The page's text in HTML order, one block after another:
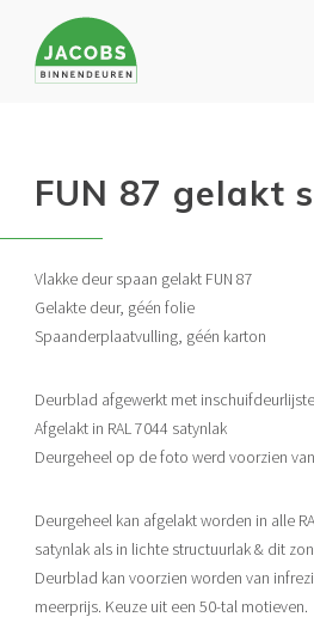
FUN 87 gelakt
Vlakke deur spaan gelakt FUN 87
Gelakte deur, géén folie
Spaanderplaatvulling, géén karton
Deurblad afgewerkt met
Afgelakt in RAL 7044 satynlak
Deurgeheel op de foto werd voorzien
Deurgeheel kan afgelakt worden in alle
satynlak als in lichte structuurlak & dit
Deurblad kan voorzien worden van
meerprijs. Keuze uit een 50-tal motieven.